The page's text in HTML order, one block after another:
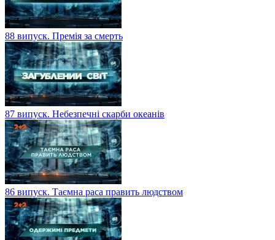
88 випуск. Премія за смерть
87 випуск. Небезпечні скарби океанів
86 випуск. Таємна раса править людством